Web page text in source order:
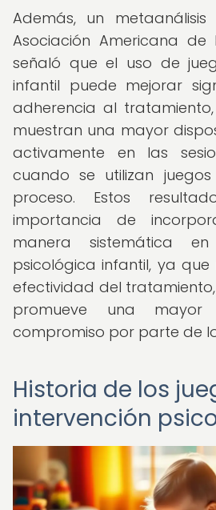
Además, un
Asociación Americana de
señaló que el uso de
infantil puede mejorar
adherencia al
muestran una mayor
activamente en las
cuando se utilizan
proceso. Estos
importancia de
manera sistemática
psicológica infantil, ya
efectividad del
promueve una mayor
compromiso por parte de
Historia de los
intervención